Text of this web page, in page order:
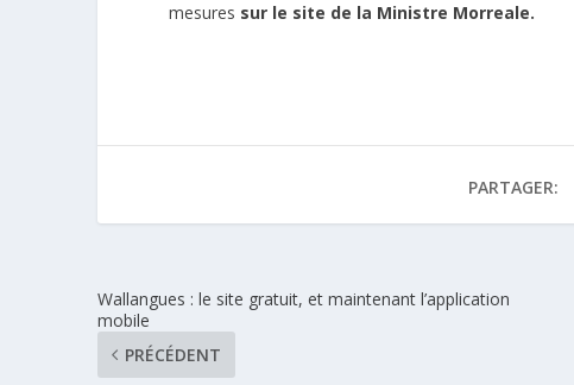
mesures sur le site de la Ministre Morreale.
PARTAGER:
Wallangues : le site gratuit, et maintenant l’application
mobile
PRÉCÉDENT